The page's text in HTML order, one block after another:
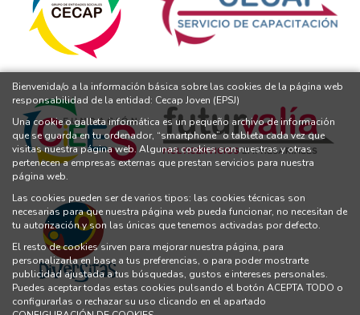
Bienvenida/o a la información básica sobre las cookies de la página web
responsabilidad de la entidad: Cecap Joven (EPSJ)
Una cookie o galleta informática es un pequeño archivo de información
que se guarda en tu ordenador, “smartphone” o tableta cada vez que
visitas nuestra página web. Algunas cookies son nuestras y otras
pertenecen a empresas externas que prestan servicios para nuestra
página web.
Las cookies pueden ser de varios tipos: las cookies técnicas son
necesarias para que nuestra página web pueda funcionar, no necesitan de
tu autorización y son las únicas que tenemos activadas por defecto.
El resto de cookies sirven para mejorar nuestra página, para
personalizarla en base a tus preferencias, o para poder mostrarte
publicidad ajustada a tus búsquedas, gustos e intereses personales.
Puedes aceptar todas estas cookies pulsando el botón ACEPTA TODO o
configurarlas o rechazar su uso clicando en el apartado